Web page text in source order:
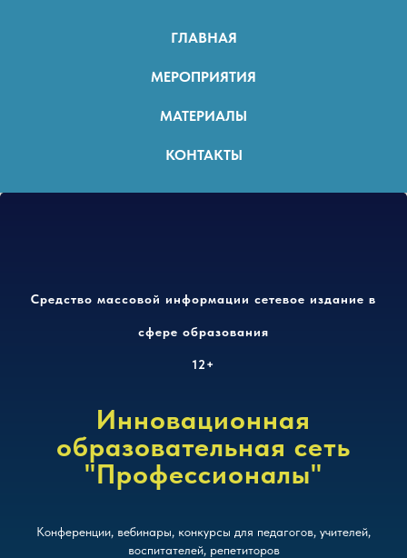
ГЛАВНАЯ
МЕРОПРИЯТИЯ
МАТЕРИАЛЫ
КОНТАКТЫ
Средство массовой информации сетевое издание в
сфере образования
12+
Инновационная
образовательная сеть
"Профессионалы"
Конференции, вебинары, конкурсы для педагогов, учителей,
воспитателей, репетиторов